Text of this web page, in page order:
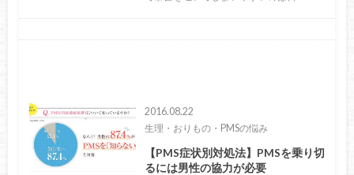
2016.08.22
生理・おりもの・PMSの悩み
【PMS症状別対処法】PMSを乗り切
るには男性の協力が必要